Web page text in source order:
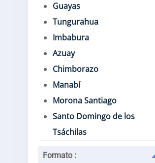
Guayas
Tungurahua
Imbabura
Azuay
Chimborazo
Manabí
Morona Santiago
Santo Domingo de los
Tsáchilas
Formato :